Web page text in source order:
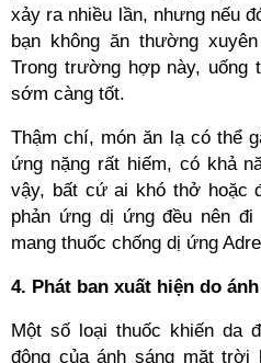
xảy ra nhiều lần, nhưng nếu
bạn không ăn thường
Trong trường hợp này, uống
sớm càng tốt.
Thậm chí, món ăn lạ có thể
ứng nặng rất hiếm, có khả
vậy, bất cứ ai khó thở hoặc
phản ứng dị ứng đều nên
mang thuốc chống dị ứng
4. Phát ban xuất hiện do
Một số loại thuốc khiến da
động của ánh sáng mặt trời